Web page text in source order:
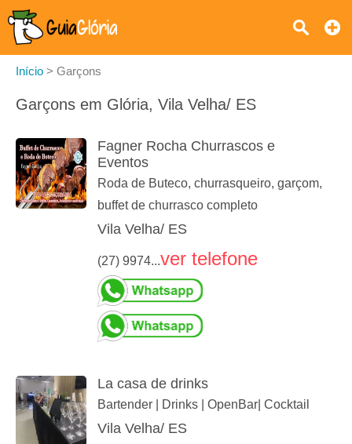
Início > Garçons
Garçons em Glória, Vila Velha/ ES
Fagner Rocha Churrascos e
Eventos
Roda de Buteco, churrasqueiro, garçom,
buffet de churrasco completo
Vila Velha/ ES
(27) 9974...ver telefone
La casa de drinks
Bartender | Drinks | OpenBar| Cocktail
Vila Velha/ ES